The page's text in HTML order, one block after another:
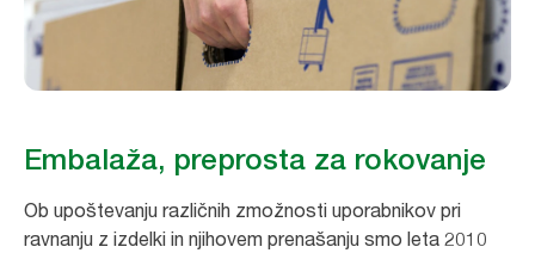
Embalaža, preprosta za rokovanje
Ob upoštevanju različnih zmožnosti uporabnikov pri
ravnanju z izdelki in njihovem prenašanju smo leta 2010